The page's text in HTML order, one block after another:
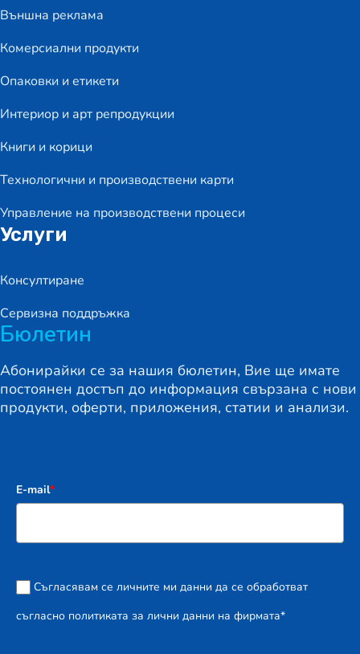
Външна реклама
Комерсиални продукти
Опаковки и етикети
Интериор и арт репродукции
Книги и корици
Технологични и производствени карти
Управление на производствени процеси
Услуги
Консултиране
Сервизна поддръжка
Бюлетин
Абонирайки се за нашия бюлетин, Вие ще имате
постоянен достъп до информация свързана с нови
продукти, оферти, приложения, статии и анализи.
E-mail*
Съгласявам се личните ми данни да се обработват
съгласно политиката за лични данни на фирмата*